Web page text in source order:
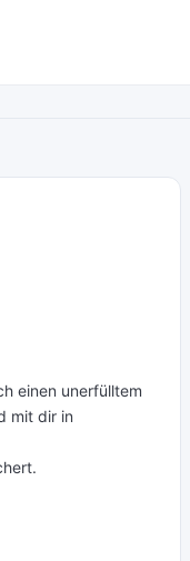
einen unerfülltem
mit dir in